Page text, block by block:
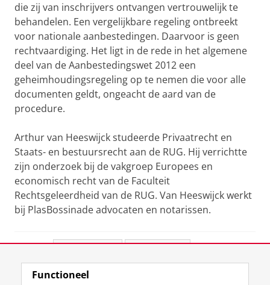
die zij van inschrijvers ontvangen vertrouwelijk te
behandelen. Een vergelijkbare regeling ontbreekt
voor nationale aanbestedingen. Daarvoor is geen
rechtvaardiging. Het ligt in de rede in het algemene
deel van de Aanbestedingswet 2012 een
geheimhoudingsregeling op te nemen die voor alle
documenten geldt, ongeacht de aard van de
procedure.
Arthur van Heeswijck studeerde Privaatrecht en
Staats- en bestuursrecht aan de RUG. Hij verrichtte
zijn onderzoek bij de vakgroep Europees en
economisch recht van de Faculteit
Rechtsgeleerdheid van de RUG. Van Heeswijck werkt
bij PlasBossinade advocaten en notarissen.
View this page in:English
Functioneel